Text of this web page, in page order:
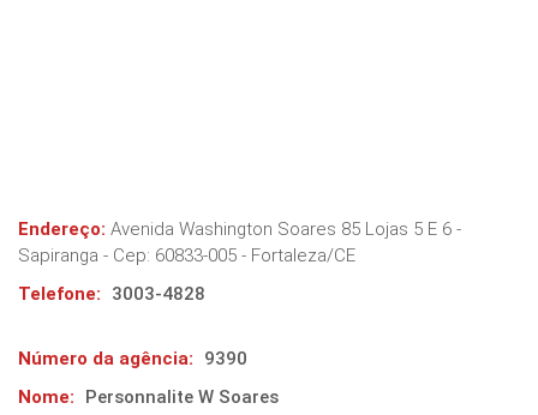
Endereço: Avenida Washington Soares 85 Lojas 5 E 6 -
Sapiranga - Cep: 60833-005 - Fortaleza/CE
Telefone:
3003-4828
Número da agência:
9390
Nome:
Personnalite W Soares